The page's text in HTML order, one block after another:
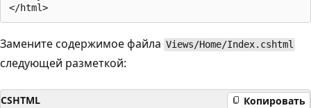
Замените содержимое файла Views/Home/Index.cshtml
следующей разметкой:
CSHTML Копировать